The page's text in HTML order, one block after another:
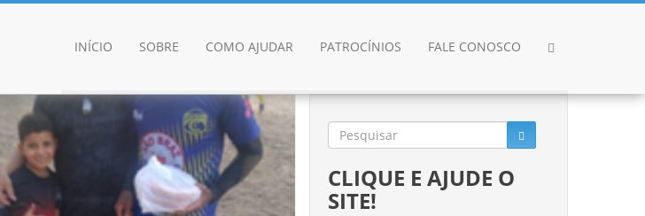
INÍCIO SOBRE COMO AJUDAR PATROCÍNIOS FALE CONOSCO
CLIQUE E AJUDE O
SITE!